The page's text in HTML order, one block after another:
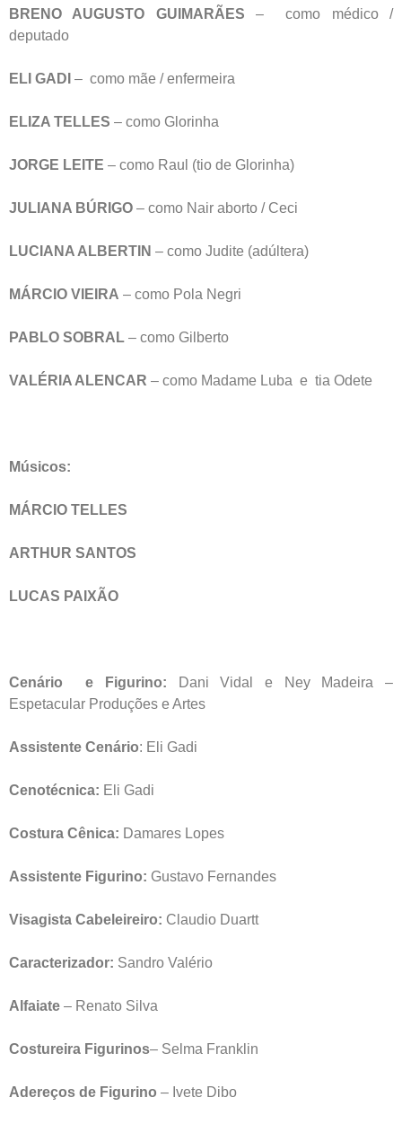
BRENO AUGUSTO GUIMARÃES – como médico /
deputado
ELI GADI – como mãe / enfermeira
ELIZA TELLES – como Glorinha
JORGE LEITE – como Raul (tio de Glorinha)
JULIANA BÚRIGO – como Nair aborto / Ceci
LUCIANA ALBERTIN – como Judite (adúltera)
MÁRCIO VIEIRA – como Pola Negri
PABLO SOBRAL – como Gilberto
VALÉRIA ALENCAR – como Madame Luba e tia Odete
Músicos:
MÁRCIO TELLES
ARTHUR SANTOS
LUCAS PAIXÃO
Cenário e Figurino: Dani Vidal e Ney Madeira –
Espetacular Produções e Artes
Assistente Cenário: Eli Gadi
Cenotécnica: Eli Gadi
Costura Cênica: Damares Lopes
Assistente Figurino: Gustavo Fernandes
Visagista Cabeleireiro: Claudio Duartt
Caracterizador: Sandro Valério
Alfaiate – Renato Silva
Costureira Figurinos– Selma Franklin
Adereços de Figurino – Ivete Dibo